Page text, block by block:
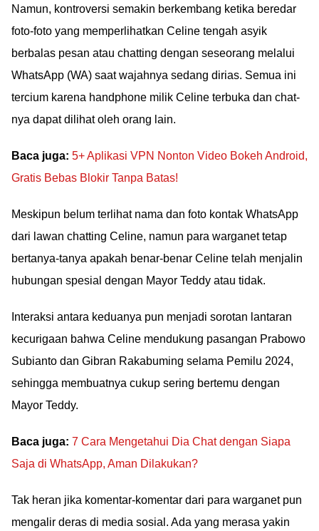
Namun, kontroversi semakin berkembang ketika beredar
foto-foto yang memperlihatkan Celine tengah asyik
berbalas pesan atau chatting dengan seseorang melalui
WhatsApp (WA) saat wajahnya sedang dirias. Semua ini
tercium karena handphone milik Celine terbuka dan chat-
nya dapat dilihat oleh orang lain.
Baca juga: 5+ Aplikasi VPN Nonton Video Bokeh Android,
Gratis Bebas Blokir Tanpa Batas!
Meskipun belum terlihat nama dan foto kontak WhatsApp
dari lawan chatting Celine, namun para warganet tetap
bertanya-tanya apakah benar-benar Celine telah menjalin
hubungan spesial dengan Mayor Teddy atau tidak.
Interaksi antara keduanya pun menjadi sorotan lantaran
kecurigaan bahwa Celine mendukung pasangan Prabowo
Subianto dan Gibran Rakabuming selama Pemilu 2024,
sehingga membuatnya cukup sering bertemu dengan
Mayor Teddy.
Baca juga: 7 Cara Mengetahui Dia Chat dengan Siapa
Saja di WhatsApp, Aman Dilakukan?
Tak heran jika komentar-komentar dari para warganet pun
mengalir deras di media sosial. Ada yang merasa yakin